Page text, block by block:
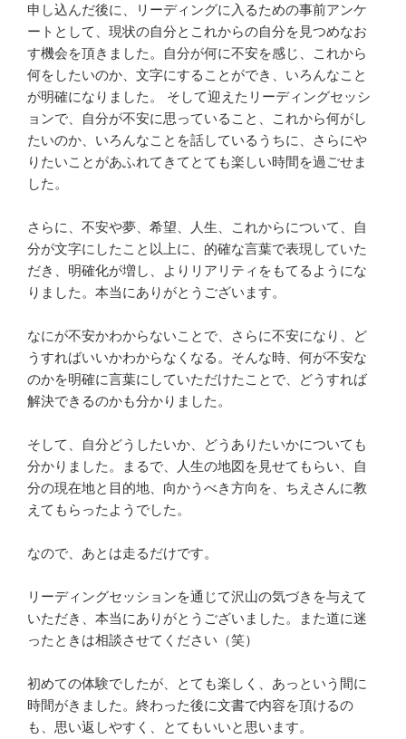
申し込んだ後に、リーディングに入るための事前アンケ
ートとして、現状の自分とこれからの自分を見つめなお
す機会を頂きました。自分が何に不安を感じ、これから
何をしたいのか、文字にすることができ、いろんなこと
が明確になりました。 そして迎えたリーディングセッシ
ョンで、自分が不安に思っていること、これから何がし
たいのか、いろんなことを話しているうちに、さらにや
りたいことがあふれてきてとても楽しい時間を過ごせま
した。
さらに、不安や夢、希望、人生、これからについて、自
分が文字にしたこと以上に、的確な言葉で表現していた
だき、明確化が増し、よりリアリティをもてるようにな
りました。本当にありがとうございます。
なにが不安かわからないことで、さらに不安になり、ど
うすればいいかわからなくなる。そんな時、何が不安な
のかを明確に言葉にしていただけたことで、どうすれば
解決できるのかも分かりました。
そして、自分どうしたいか、どうありたいかについても
分かりました。まるで、人生の地図を見せてもらい、自
分の現在地と目的地、向かうべき方向を、ちえさんに教
えてもらったようでした。
なので、あとは走るだけです。
リーディングセッションを通じて沢山の気づきを与えて
いただき、本当にありがとうございました。また道に迷
ったときは相談させてください（笑）
初めての体験でしたが、とても楽しく、あっという間に
時間がきました。終わった後に文書で内容を頂けるの
も、思い返しやすく、とてもいいと思います。